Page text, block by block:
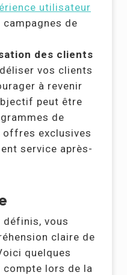
utilisateur
de
des clients
vos clients
à revenir
peut être
de
offres exclusives
service après-
vous
claire de
quelques
compte lors de la